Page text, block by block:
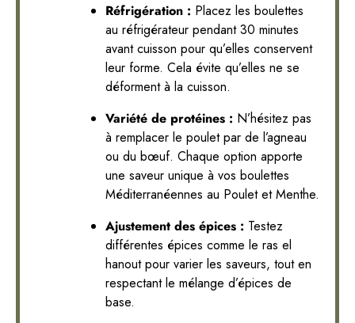
Réfrigération : Placez les boulettes
au réfrigérateur pendant 30 minutes
avant cuisson pour qu’elles conservent
leur forme. Cela évite qu’elles ne se
déforment à la cuisson.
Variété de protéines : N’hésitez pas
à remplacer le poulet par de l’agneau
ou du bœuf. Chaque option apporte
une saveur unique à vos boulettes
Méditerranéennes au Poulet et Menthe.
Ajustement des épices : Testez
différentes épices comme le ras el
hanout pour varier les saveurs, tout en
respectant le mélange d’épices de
base.